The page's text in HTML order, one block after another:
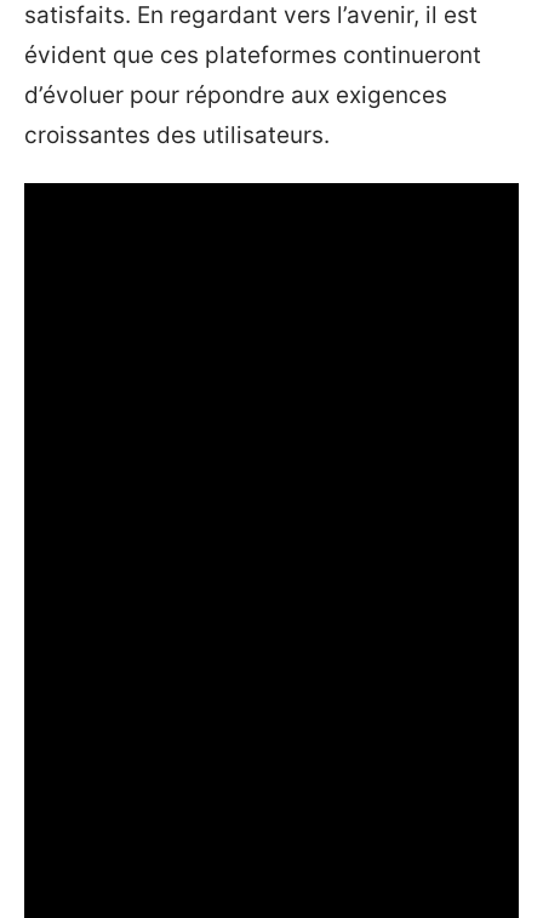
satisfaits. En regardant vers l’avenir, il est
évident que ces plateformes continueront
d’évoluer pour répondre aux exigences
croissantes des utilisateurs.